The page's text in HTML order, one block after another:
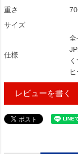
重さ
サイズ
仕様
全
レビューを書く